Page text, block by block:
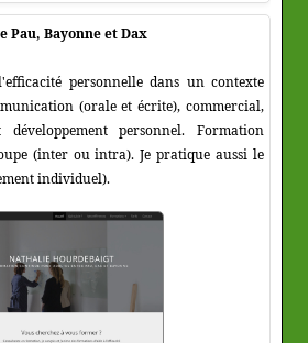
Pau, Bayonne et Dax
personnelle dans un contexte
(orale et écrite), commercial,
développement personnel. Formation
(inter ou intra). Je pratique aussi le
individuel).